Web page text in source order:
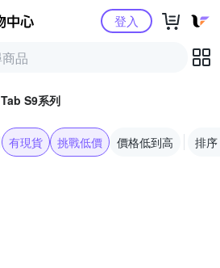
Yahoo購物中心登入
Tab S9系列
有現貨 挑戰低價 價格低到高 排序